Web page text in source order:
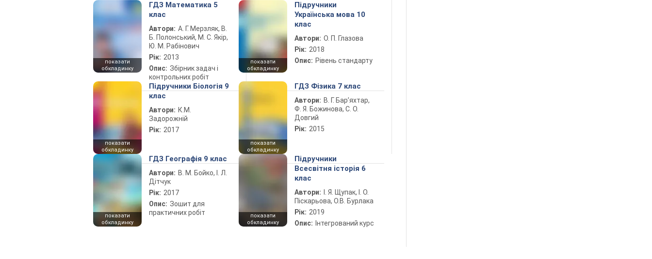
показати
обкладинку
ГДЗ Математика 5
клас
Автори: А. Г. Мерзляк, В.
Б. Полонський, М. С. Якір,
Ю. М. Рабінович
Рік: 2013
Опис: Збірник задач і
контрольних робіт
показати
обкладинку
Підручники
Українська мова 10
клас
Автори: О. П. Глазова
Рік: 2018
Опис: Рівень стандарту
показати
обкладинку
Підручники Біологія 9
клас
Автори: К.М.
Задорожній
Рік: 2017
показати
обкладинку
ГДЗ Фізика 7 клас
Автори: В. Г. Бар’яхтар,
Ф. Я. Божинова, С. О.
Довгий
Рік: 2015
показати
обкладинку
ГДЗ Географія 9 клас
Автори: В. М. Бойко, І. Л.
Дітчук
Рік: 2017
Опис: Зошит для
практичних робіт
показати
обкладинку
Підручники
Всесвітня історія 6
клас
Автори:
І. Я. Щупак, І. О.
Піскарьова, О.В. Бурлака
Рік: 2019
Опис: Інтегрований курс